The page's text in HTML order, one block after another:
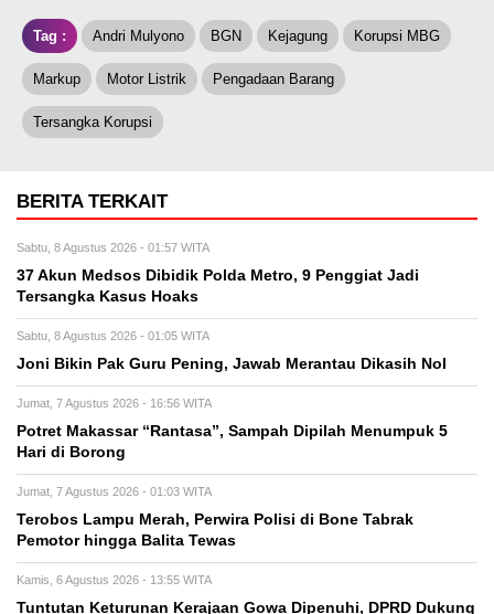
Tag : Andri Mulyono BGN Kejagung Korupsi MBG
Markup Motor Listrik Pengadaan Barang
Tersangka Korupsi
BERITA TERKAIT
Sabtu, 8 Agustus 2026 - 01:57 WITA
37 Akun Medsos Dibidik Polda Metro, 9 Penggiat Jadi
Tersangka Kasus Hoaks
Sabtu, 8 Agustus 2026 - 01:05 WITA
Joni Bikin Pak Guru Pening, Jawab Merantau Dikasih Nol
Jumat, 7 Agustus 2026 - 16:56 WITA
Potret Makassar “Rantasa”, Sampah Dipilah Menumpuk 5
Hari di Borong
Jumat, 7 Agustus 2026 - 01:03 WITA
Terobos Lampu Merah, Perwira Polisi di Bone Tabrak
Pemotor hingga Balita Tewas
Kamis, 6 Agustus 2026 - 13:55 WITA
Tuntutan Keturunan Kerajaan Gowa Dipenuhi, DPRD Dukung